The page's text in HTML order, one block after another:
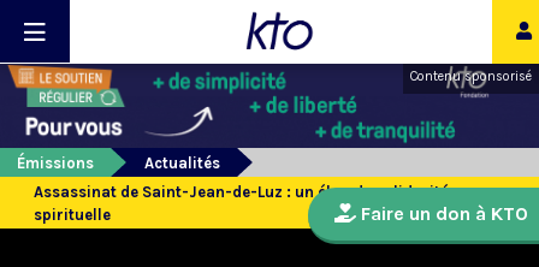
Contenu sponsorisé
Émissions
Actualités
Assassinat de Saint-Jean-de-Luz : un élan de solidarité
spirituelle
Faire un don à KTO